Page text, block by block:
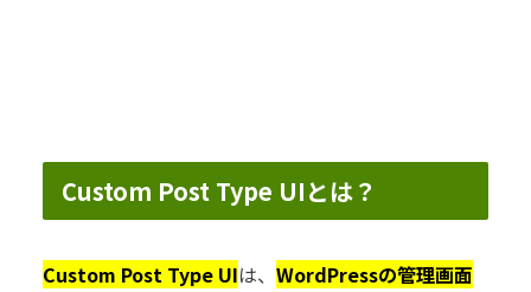
Custom Post Type UIとは？
Custom Post Type UIは、 WordPressの管理画面